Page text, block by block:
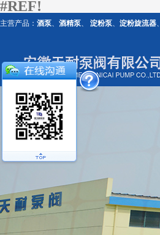
#REF!
主营产品： 酒泵、 酒精泵、 淀粉泵、 淀粉旋流器、